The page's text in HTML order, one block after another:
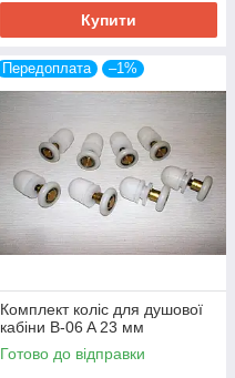
Купити
Передоплата –1%
Комплект коліс для душової
кабіни B-06 A 23 мм
Готово до відправки